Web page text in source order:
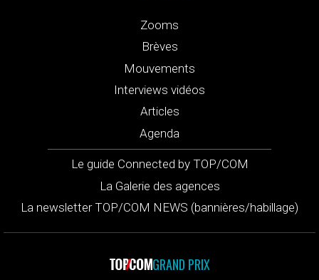
Zooms
Brèves
Mouvements
Interviews vidéos
Articles
Agenda
Le guide Connected by TOP/COM
La Galerie des agences
La newsletter TOP/COM NEWS (bannières/habillage)
GRAND PRIX